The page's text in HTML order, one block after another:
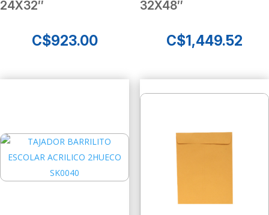
24X32″
C$923.00
32X48″
C$1,449.52